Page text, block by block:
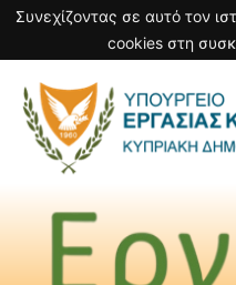
Συνεχίζοντας σε αυτό τον
cookies στη